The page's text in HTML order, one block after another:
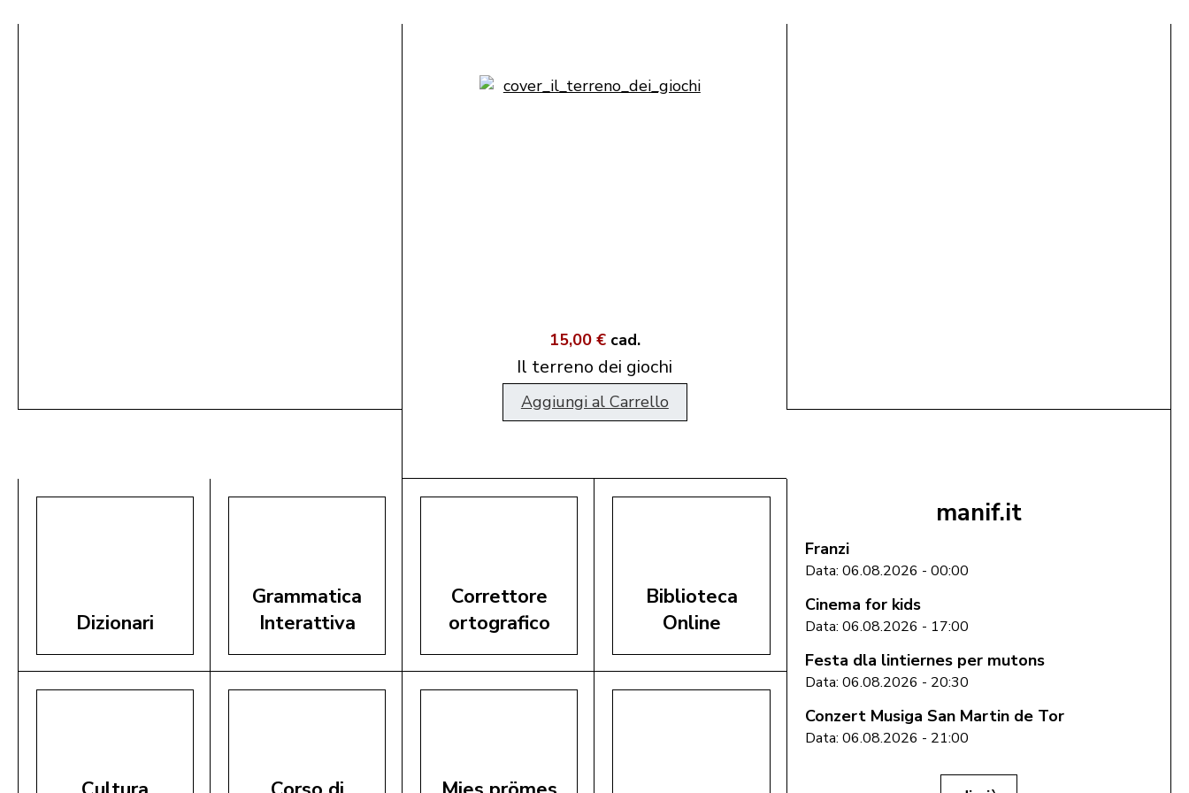
Aggiungi al Carrello
15,00 € cad.
Il terreno dei giochi
Aggiungi al Carrello
Dizionari
Grammatica
Interattiva
Correttore
ortografico
Biblioteca
Online
manif.it
Franzi
Data: 06.08.2026 - 00:00
Cinema for kids
Data: 06.08.2026 - 17:00
Festa dla lintiernes per mutons
Data: 06.08.2026 - 20:30
Conzert Musiga San Martin de Tor
Data: 06.08.2026 - 21:00